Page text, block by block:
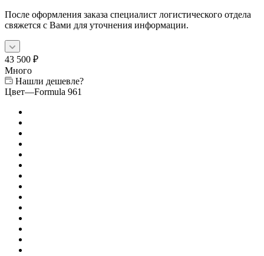
После оформления заказа специалист логистического отдела
свяжется с Вами для уточнения информации.
43 500 ₽
Много
Нашли дешевле?
Цвет—Formula 961